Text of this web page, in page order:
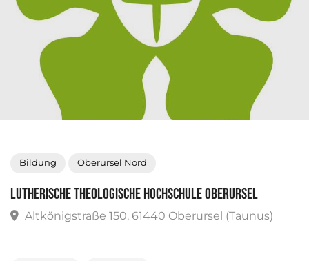
Bildung Oberursel Nord